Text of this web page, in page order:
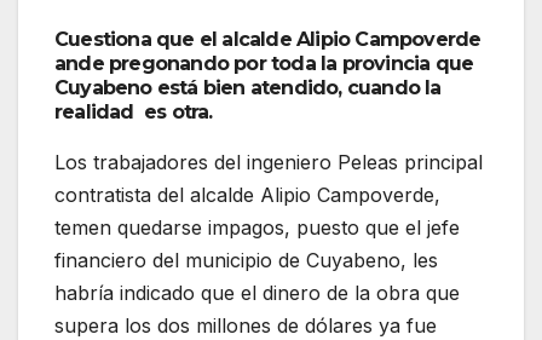
Cuestiona que el alcalde Alipio Campoverde
ande pregonando por toda la provincia que
Cuyabeno está bien atendido, cuando la
realidad es otra.
Los trabajadores del ingeniero Peleas principal
contratista del alcalde Alipio Campoverde,
temen quedarse impagos, puesto que el jefe
financiero del municipio de Cuyabeno, les
habría indicado que el dinero de la obra que
supera los dos millones de dólares ya fue